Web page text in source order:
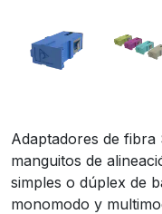
Adaptadores de
manguitos de
simples o dúplex de
monomodo y